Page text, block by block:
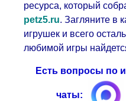
ресурса, который
petz5.ru. Загляните в
игрушек и всего
любимой игры
Есть вопросы по
чаты: